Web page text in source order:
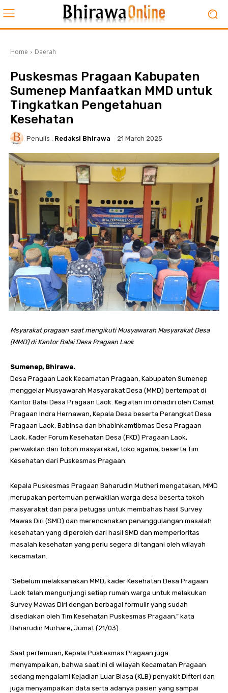
Home Daerah
Puskesmas Pragaan Kabupaten
Sumenep Manfaatkan MMD untuk
Tingkatkan Pengetahuan
Kesehatan
Penulis : Redaksi Bhirawa 21 March 2025
Msyarakat pragaan saat mengikuti Musyawarah Masyarakat Desa
(MMD) di Kantor Balai Desa Pragaan Laok
Sumenep, Bhirawa.
Desa Pragaan Laok Kecamatan Pragaan, Kabupaten Sumenep
menggelar Musyawarah Masyarakat Desa (MMD) bertempat di
Kantor Balai Desa Pragaan Laok. Kegiatan ini dihadiri oleh Camat
Pragaan Indra Hernawan, Kepala Desa beserta Perangkat Desa
Pragaan Laok, Babinsa dan bhabinkamtibmas Desa Pragaan
Laok, Kader Forum Kesehatan Desa (FKD) Pragaan Laok,
perwakilan dari tokoh masyarakat, toko agama, beserta Tim
Kesehatan dari Puskesmas Pragaan.
Kepala Puskesmas Pragaan Baharudin Mutheri mengatakan, MMD
merupakan pertemuan perwakilan warga desa beserta tokoh
masyarakat dan para petugas untuk membahas hasil Survey
Mawas Diri (SMD) dan merencanakan penanggulangan masalah
kesehatan yang diperoleh dari hasil SMD dan memperioritas
masalah kesehatan yang perlu segera di tangani oleh wilayah
kecamatan.
“Sebelum melaksanakan MMD, kader Kesehatan Desa Pragaan
Laok telah mengunjungi setiap rumah warga untuk melakukan
Survey Mawas Diri dengan berbagai formulir yang sudah
disediakan oleh Tim Kesehatan Puskesmas Pragaan,” kata
Baharudin Murhare, Jumat (21/03).
Saat pertemuan, Kepala Puskesmas Pragaan juga
menyampaikan, bahwa saat ini di wilayah Kecamatan Pragaan
sedang mengalami Kejadian Luar Biasa (KLB) penyakit Difteri dan
juga menyampaikan data serta adanya pasien yang sampai